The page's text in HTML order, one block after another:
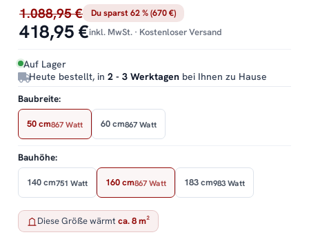
1.088,95 € Du sparst 62 % (670 €)
418,95 €inkl. MwSt. · Kostenloser Versand
Auf Lager
Heute bestellt, in 2 - 3 Werktagen bei Ihnen zu Hause
Baubreite:
50 cm867 Watt 60 cm867 Watt
Bauhöhe:
140 cm751 Watt 160 cm867 Watt 183 cm983 Watt
Diese Größe wärmt ca. 8 m²